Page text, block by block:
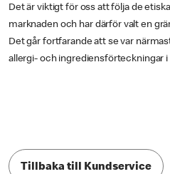
Det är viktigt för oss att följa de
marknaden och har därför valt en
Det går fortfarande att se var
allergi- och ingrediensförteckningar
Tillbaka till Kundservice